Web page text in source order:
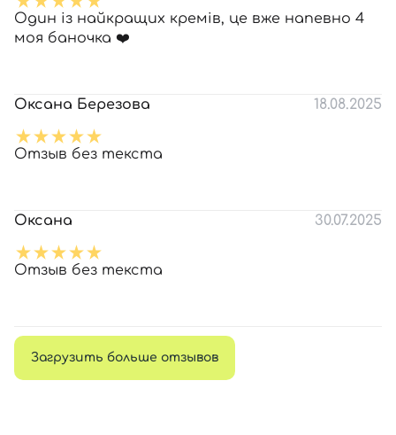
Один із найкращих кремів, це вже напевно 4
моя баночка ❤️
Оксана Березова 18.08.2025
Отзыв без текста
Оксана 30.07.2025
Отзыв без текста
Загрузить больше отзывов